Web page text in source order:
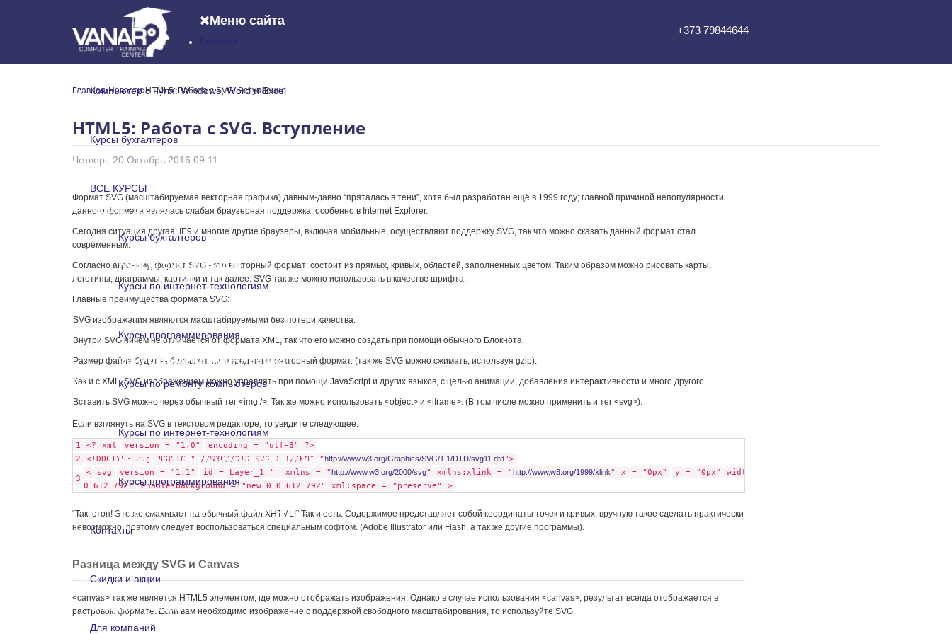
Меню сайта
Компьютер с нуля: Windows, Word и Excel
Компьютер с нуля: Windows, Word и Excel
Курсы бухгалтеров
Курсы бухгалтеров
ВСЕ КУРСЫ
ВСЕ КУРСЫ
Курсы бухгалтеров
Курсы бухгалтеров
Курсы по интернет-технологиям
Курсы по интернет-технологиям
Курсы программирования
Курсы программирования
Курсы по ремонту компьютеров
Курсы по интернет-технологиям
Курсы по интернет-технологиям
Курсы программирования
Курсы программирования
Контакты
Скидки и акции
Скидки и акции
Для компаний
+373 79844644
Главная Новости HTML5: Работа с SVG. Вступление
HTML5: Работа с SVG. Вступление
Четверг, 20 Октябрь 2016 09:11
Формат SVG (масштабируемая векторная графика) давным-давно “пряталась в тени”, хотя был разработан ещё в 1999 году; главной причиной непопулярности
данного формата являлась слабая браузерная поддержка, особенно в Internet Explorer.
Сегодня ситуация другая: IE9 и многие другие браузеры, включая мобильные, осуществляют поддержку SVG, так что можно сказать данный формат стал
современным.
Согласно акрониму, формат SVG - это векторный формат: состоит из прямых, кривых, областей, заполненных цветом. Таким образом можно рисовать карты,
логотипы, диаграммы, картинки и так далее. SVG так же можно использовать в качестве шрифта.
Главные преимущества формата SVG:
SVG изображения являются масштабируемыми без потери качества.
Внутри SVG ничем не отличается от формата XML, так что его можно создать при помощи обычного Блокнота.
Размер файла будет небольшим, т.к. перед нами векторный формат. (так же SVG можно сжимать, используя gzip).
Как и с XML, SVG изображением можно управлять при помощи JavaScript и других языков, с целью анимации, добавления интерактивности и много другого.
Вставить SVG можно через обычный тег <img />. Так же можно использовать <object> и <iframe>. (В том числе можно применить и тег <svg>).
Если взглянуть на SVG в текстовом редакторе, то увидите следующее:
1 <? xml version = "1.0" encoding = "utf-8"
?>
2
<!DOCTYPE svg PUBLIC "-//W3C//DTD SVG 1.1//EN" "http://www.w3.org/Graphics/SVG/1.1/DTD/svg11.dtd">
3
< svg version = "1.1" id = Layer_1 " xmlns = "http://www.w3.org/2000/svg" xmlns:xlink = "http://www.w3.org/1999/xlink" x = "0px" y = "0px" width
0 612 792"
enable-background = "new 0 0 612 792" xml:space = "preserve" >
“Так, стоп! Это же смахивает на обычный файл XHTML!” Так и есть. Содержимое представляет собой координаты точек и кривых: вручную такое сделать практически
невозможно, поэтому следует воспользоваться специальным софтом. (Adobe Illustrator или Flash, а так же другие программы).
Разница между SVG и Canvas
<canvas> так же является HTML5 элементом, где можно отображать изображения. Однако в случае использования <canvas>, результат всегда отображается в
растровом формате. Если вам необходимо изображение с поддержкой свободного масштабирования, то используйте SVG.